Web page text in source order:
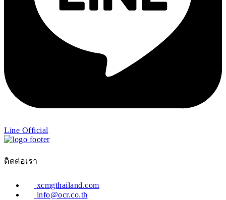
Line Official
ติดต่อเรา
xcmgthailand.com
info@ocr.co.th